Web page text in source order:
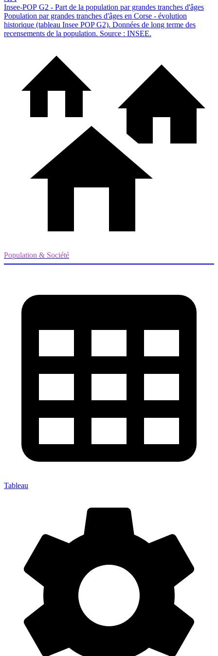
Insee-POP G2 - Part de la population par grandes tranches d'âges
Population par grandes tranches d'âges en Corse - évolution
historique (tableau Insee POP G2). Données de long terme des
recensements de la population. Source : INSEE.
Population & Société
Tableau